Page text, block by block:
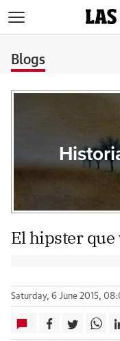
Blogs
El hipster que
Saturday, 6 June 2015,